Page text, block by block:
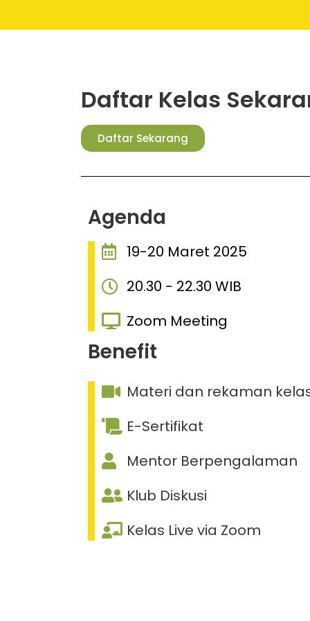
Daftar Kelas
Daftar Sekarang
Agenda
19-20 Maret 2025
20.30 - 22.30 WIB
Zoom Meeting
Benefit
Materi dan rekaman
E-Sertifikat
Mentor Berpengalaman
Klub Diskusi
Kelas Live via Zoom